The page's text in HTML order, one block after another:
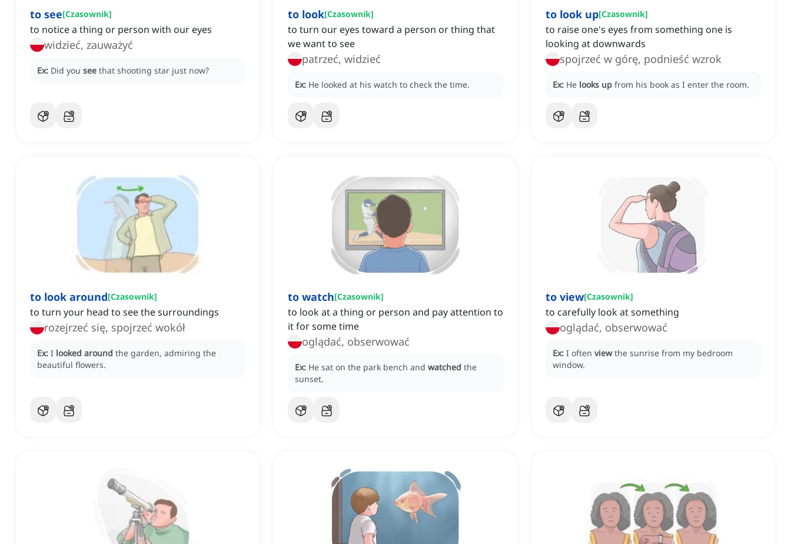
to see[Czasownik]
to notice a thing or person with our eyes
widzieć, zauważyć
Ex: Did you see that shooting star just now?
to look[Czasownik]
to turn our eyes toward a person or thing that
we want to see
patrzeć, widzieć
Ex: He looked at his watch to check the time.
to look up[Czasownik]
to raise one's eyes from something one is
looking at downwards
spojrzeć w górę, podnieść wzrok
Ex: He looks up from his book as I enter the room.
to look around[Czasownik]
to turn your head to see the surroundings
rozejrzeć się, spojrzeć wokół
Ex: I looked around the garden, admiring the
beautiful flowers.
to watch[Czasownik]
to look at a thing or person and pay attention to
it for some time
oglądać, obserwować
Ex: He sat on the park bench and watched the
sunset.
to view[Czasownik]
to carefully look at something
oglądać, obserwować
Ex: I often view the sunrise from my bedroom
window.